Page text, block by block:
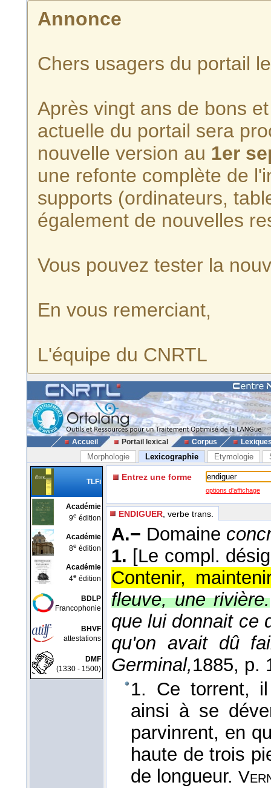
Annonce
Chers usagers du portail
Après vingt ans de bons
actuelle du portail sera
nouvelle version au 1er
une refonte complète de
supports (ordinateurs,
également de nouvelles
Vous pouvez tester la
En vous remerciant,
L'équipe du CNRTL
Accueil Portail lexical Corpus
Morphologie Lexicographie Etymologie
TLFi
Académie
9e édition
Académie
8e édition
Académie
4e édition
BDLP
Francophonie
BHVF
attestations
DMF
(1330 - 1500)
Entrez une forme
options d'affichage
ENDIGUER , verbe trans.
A.− Domaine
1. [Le compl.
Contenir,
fleuve, une rivière.
que lui donnait ce
qu'on avait dû
Germinal,1885, p.
1. Ce torrent,
ainsi à se
parvinrent, en
haute de trois
de longueur.